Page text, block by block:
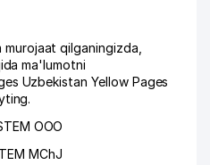
murojaat qilganingizda,
ma'lumotni
Uzbekistan Yellow Pages
ООО
MChJ